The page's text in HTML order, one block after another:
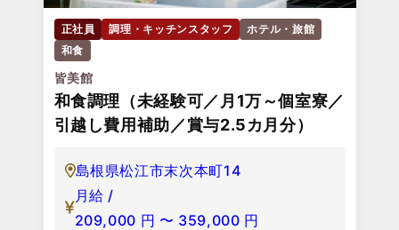
正社員 調理・キッチンスタッフ
ホテル・旅館
和食
皆美館
和食調理（未経験可／月1万～個室寮／
引越し費用補助／賞与2.5カ月分）
島根県松江市末次本町14
月給 /
209,000 円 〜 359,000 円